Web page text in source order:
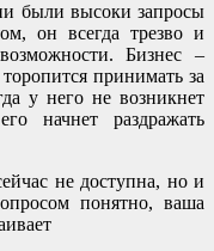
были высоки запросы
он всегда трезво и
Бизнес –
принимать за
у него не возникнет
начнет раздражать
не доступна, но и
понятно, ваша